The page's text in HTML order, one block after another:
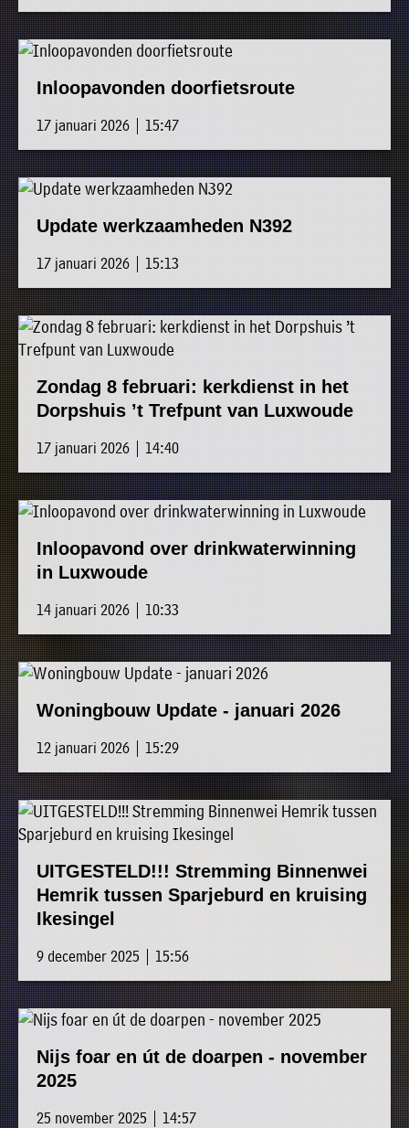
Inloopavonden doorfietsroute
17 januari 2026 | 15:47
Update werkzaamheden N392
17 januari 2026 | 15:13
Zondag 8 februari: kerkdienst in het
Dorpshuis ’t Trefpunt van Luxwoude
17 januari 2026 | 14:40
Inloopavond over drinkwaterwinning
in Luxwoude
14 januari 2026 | 10:33
Woningbouw Update - januari 2026
12 januari 2026 | 15:29
UITGESTELD!!! Stremming Binnenwei
Hemrik tussen Sparjeburd en kruising
Ikesingel
9 december 2025 | 15:56
Nijs foar en út de doarpen - november
2025
25 november 2025 | 14:57